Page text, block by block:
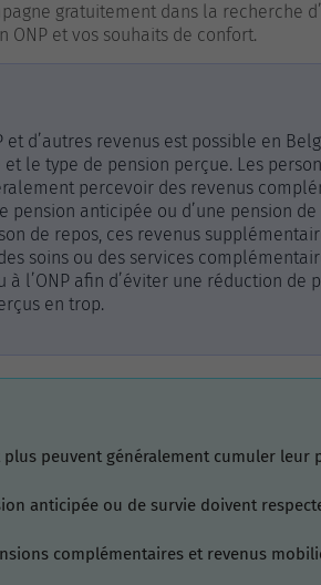
gratuitement dans la recherche
ONP et vos souhaits de confort.
d’autres revenus est possible en
le type de pension perçue. Les
percevoir des revenus
pension anticipée ou d’une pension
de repos, ces revenus
soins ou des services
l’ONP afin d’éviter une réduction de
en trop.
peuvent généralement cumuler leur
anticipée ou de survie doivent
complémentaires et revenus